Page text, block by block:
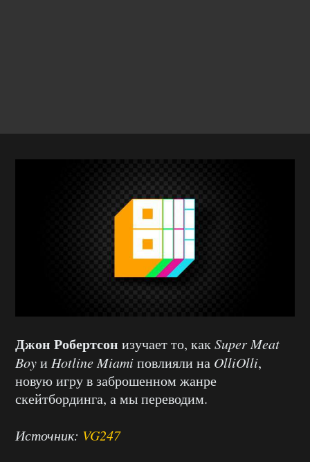
Джон Робертсон изучает то, какSuper Meat
Boyи Hotline Miamiповлияли на OlliOlli,
новую игру в заброшенном жанре
скейтбординга, а мы переводим.
Источник: VG247